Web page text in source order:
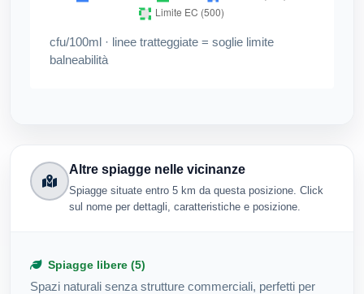
cfu/100ml · linee tratteggiate = soglie limite
balneabilità
Altre spiagge nelle vicinanze
Spiagge situate entro 5 km da questa posizione. Click
sul nome per dettagli, caratteristiche e posizione.
Spiagge libere (5)
Spazi naturali senza strutture commerciali, perfetti per